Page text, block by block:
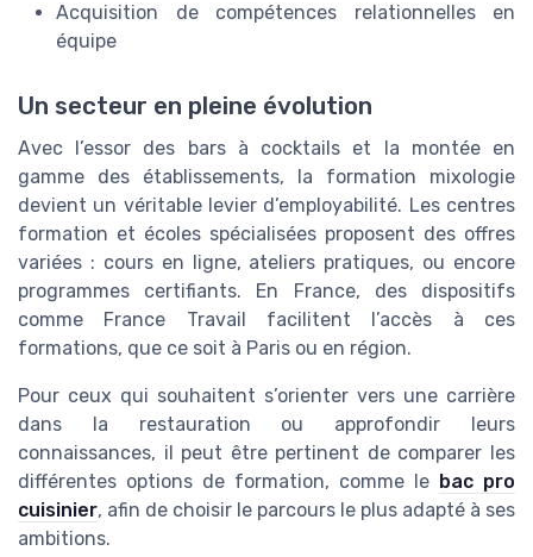
Acquisition de compétences relationnelles en
équipe
Un secteur en pleine évolution
Avec l’essor des bars à cocktails et la montée en
gamme des établissements, la formation mixologie
devient un véritable levier d’employabilité. Les centres
formation et écoles spécialisées proposent des offres
variées : cours en ligne, ateliers pratiques, ou encore
programmes certifiants. En France, des dispositifs
comme France Travail facilitent l’accès à ces
formations, que ce soit à Paris ou en région.
Pour ceux qui souhaitent s’orienter vers une carrière
dans la restauration ou approfondir leurs
connaissances, il peut être pertinent de comparer les
différentes options de formation, comme le bac pro
cuisinier, afin de choisir le parcours le plus adapté à ses
ambitions.